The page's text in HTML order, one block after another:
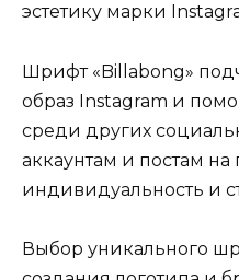
эстетику марки
Шрифт «Billabong»
образ Instagram и
среди других
аккаунтам и постам
индивидуальность и
Выбор уникального